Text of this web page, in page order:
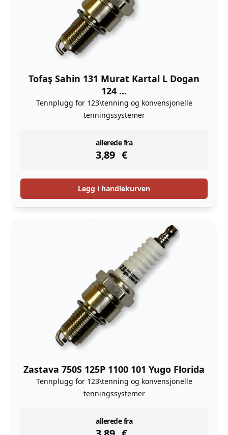
Tofaş Sahin 131 Murat Kartal L Dogan
124 ...
Tennplugg for 123\tenning og konvensjonelle
tenningssystemer
allerede fra
3,89 €
instock
Legg i handlekurven
Zastava 750S 125P 1100 101 Yugo Florida
Tennplugg for 123\tenning og konvensjonelle
tenningssystemer
allerede fra
instock